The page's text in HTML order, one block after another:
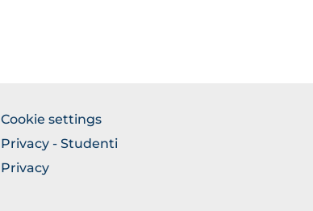
FOOTER
COLONNA
DESTRA
Cookie settings
Privacy - Studenti
Privacy